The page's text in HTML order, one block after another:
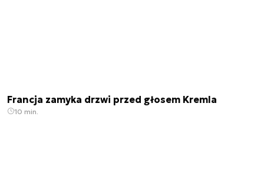
Francja zamyka drzwi przed głosem Kremla
10 min.